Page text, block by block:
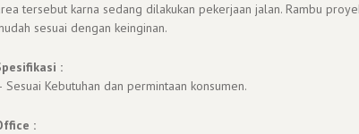
tersebut karna sedang dilakukan pekerjaan jalan. Rambu
sesuai dengan keinginan.
:
Sesuai Kebutuhan dan permintaan konsumen.
: